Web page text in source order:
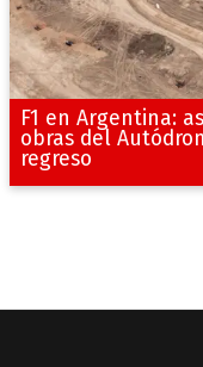
F1 en Argentina:
obras del
regreso